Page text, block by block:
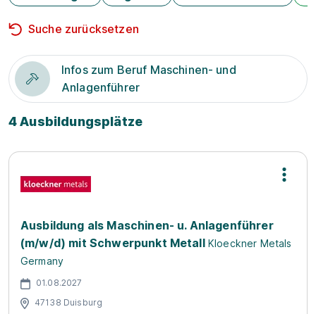
Suche zurücksetzen
Infos zum Beruf Maschinen- und
Anlagenführer
4 Ausbildungsplätze
Ausbildung als Maschinen- u. Anlagenführer
(m/w/d) mit Schwerpunkt Metall Kloeckner Metals
Germany
01.08.2027
47138 Duisburg